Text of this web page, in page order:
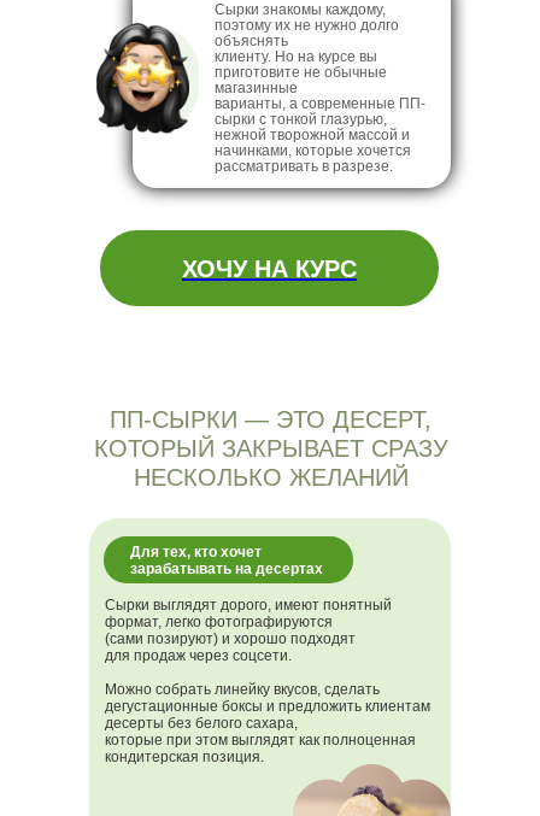
ХОЧУ НА КУРС
Сырки знакомы каждому,
поэтому их не нужно долго
объяснять
клиенту. Но на курсе вы
приготовите не обычные
магазинные
варианты, а современные ПП-
сырки с тонкой глазурью,
нежной творожной массой и
начинками, которые хочется
рассматривать в разрезе.
ПП-СЫРКИ — ЭТО ДЕСЕРТ,
КОТОРЫЙ ЗАКРЫВАЕТ СРАЗУ
НЕСКОЛЬКО ЖЕЛАНИЙ
Для тех, кто хочет зарабатывать на
десертах
Сырки выглядят дорого, имеют понятный
формат, легко фотографируются
(сами позируют) и хорошо подходят
для продаж через соцсети.
Можно собрать линейку вкусов, сделать
дегустационные боксы и предложить клиентам
десерты без белого сахара,
которые при этом выглядят как полноценная
кондитерская позиция.
Для тех, кто хочет
зарабатывать на десертах